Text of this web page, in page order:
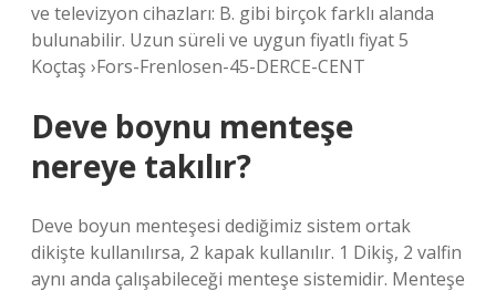
ve televizyon cihazları: B. gibi birçok farklı alanda
bulunabilir. Uzun süreli ve uygun fiyatlı fiyat 5
Koçtaş ›Fors-Frenlosen-45-DERCE-CENT
Deve boynu menteşe
nereye takılır?
Deve boyun menteşesi dediğimiz sistem ortak
dikişte kullanılırsa, 2 kapak kullanılır. 1 Dikiş, 2 valfin
aynı anda çalışabileceği menteşe sistemidir. Menteşe